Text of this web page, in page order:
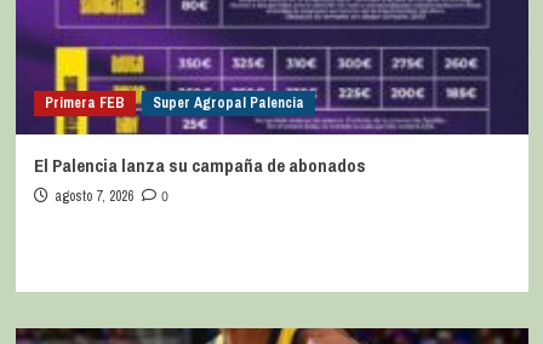
Primera FEB Super Agropal Palencia
El Palencia lanza su campaña de abonados
agosto 7, 2026 0